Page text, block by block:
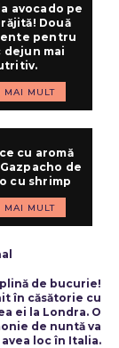
avocado pe
Două
pentru
dejun mai
MAI MULT
cu aromă
de
cu shrimp
MAI MULT
de bucurie!
în căsătorie cu
ei la Londra. O
de nuntă va
avea loc în Italia.